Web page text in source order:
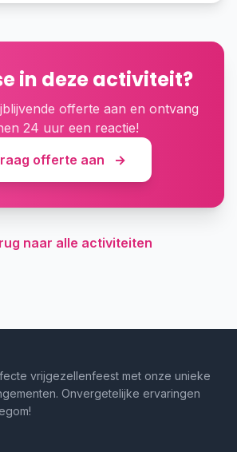
in deze activiteit?
offerte aan en ontvang
24 uur een reactie!
offerte aan
→
naar alle activiteiten
vrijgezellenfeest met onze unieke
Onvergetelijke ervaringen